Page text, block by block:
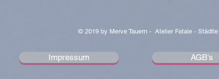
© 2019 by Merve Tauern - Atelier Fatale -
Impressum AGB's